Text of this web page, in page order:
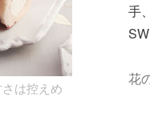
さは控えめ
手
花